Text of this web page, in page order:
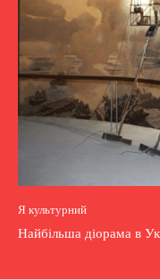
Я культурний
Найбільша діорама в